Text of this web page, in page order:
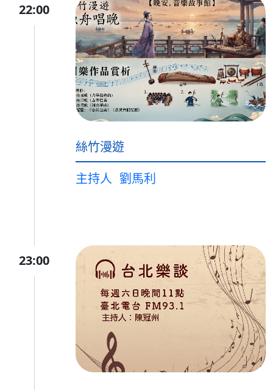
22:00
絲竹漫遊
主持人 劉馬利
23:00